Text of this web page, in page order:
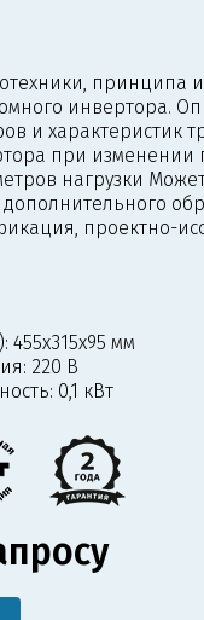
принципа
инвертора.
и характеристик
при изменении
нагрузки
проектно-
455x315х95 мм
220 В
0,1 кВт